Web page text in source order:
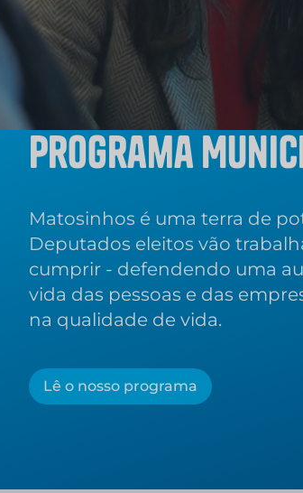
Programa
Matosinhos é uma terra de
Deputados eleitos vão
cumprir - defendendo uma
vida das pessoas e das
na qualidade de vida.
Lê o nosso programa